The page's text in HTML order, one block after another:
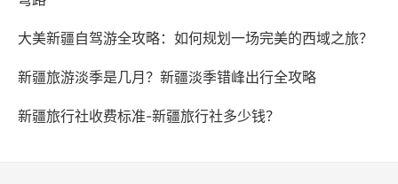
大美新疆自驾游全攻略：如何规划一场完美的西域之旅？
新疆旅游淡季是几月？新疆淡季错峰出行全攻略
新疆旅行社收费标准-新疆旅行社多少钱？